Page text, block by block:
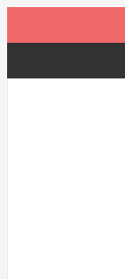
indhold